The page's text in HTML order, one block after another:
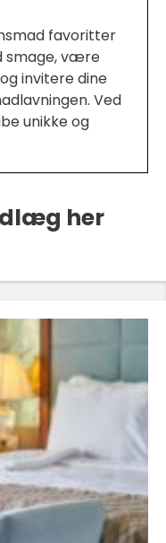
favoritter
smage, være
invitere dine
Ved
unikke og
her